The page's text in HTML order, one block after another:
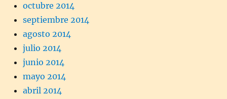
octubre 2014
septiembre 2014
agosto 2014
julio 2014
junio 2014
mayo 2014
abril 2014